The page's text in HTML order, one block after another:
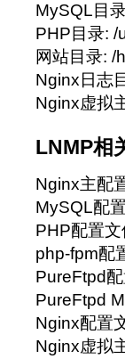
MySQL目
PHP目录: /
网站目录: /
Nginx日志
Nginx虚拟
LNMP相
Nginx主配
MySQL配
PHP配置
php-fpm配
PureFtpd
PureFtpd
Nginx配置
Nginx虚拟